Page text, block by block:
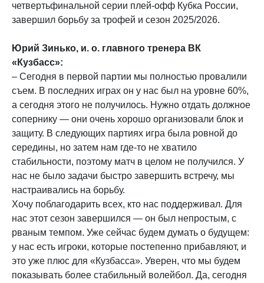
четвертьфинальной серии плей-офф Кубка России,
завершил борьбу за трофей и сезон 2025/2026.
Юрий Зинько, и. о. главного тренера ВК
«Кузбасс»:
– Сегодня в первой партии мы полностью провалили
съем. В последних играх он у нас был на уровне 60%,
а сегодня этого не получилось. Нужно отдать должное
сопернику — они очень хорошо организовали блок и
защиту. В следующих партиях игра была ровной до
середины, но затем нам где-то не хватило
стабильности, поэтому матч в целом не получился. У
нас не было задачи быстро завершить встречу, мы
настраивались на борьбу.
Хочу поблагодарить всех, кто нас поддерживал. Для
нас этот сезон завершился — он был непростым, с
рваным темпом. Уже сейчас будем думать о будущем:
у нас есть игроки, которые постепенно прибавляют, и
это уже плюс для «Кузбасса». Уверен, что мы будем
показывать более стабильный волейбол. Да, сегодня